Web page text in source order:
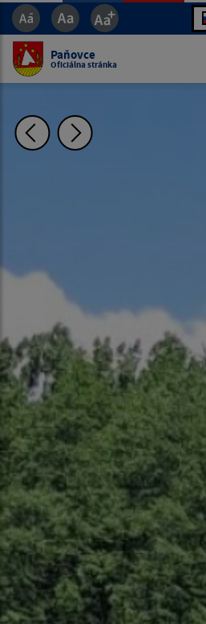
Paňovce
Oficiálna stránka